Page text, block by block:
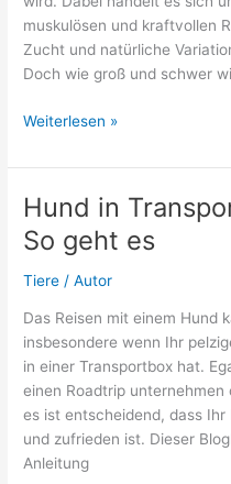
muskulösen und kraftvollen
Zucht und natürliche
Doch wie groß und schwer
Königsrottweiler:
und
Weiterlesen »
Hund in
So geht es
Tiere /Autor
Das Reisen mit einem Hund
insbesondere wenn Ihr
in einer Transportbox hat.
einen Roadtrip
es ist entscheidend, dass
und zufrieden ist. Dieser
Anleitung